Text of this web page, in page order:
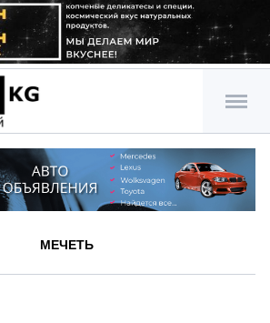
МЕЧЕТЬ